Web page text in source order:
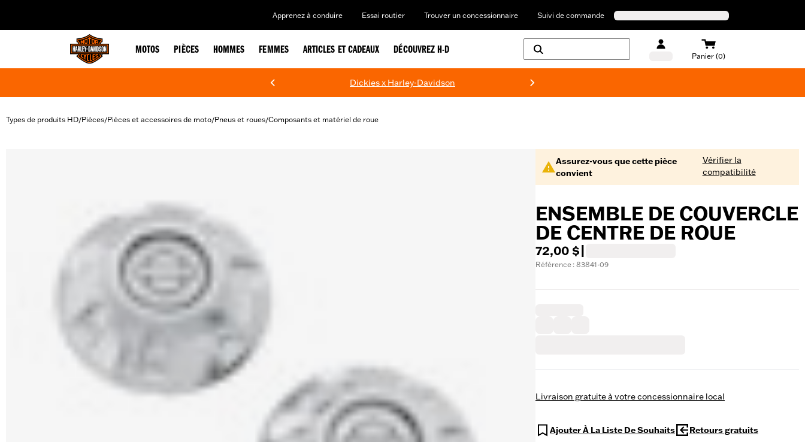
Apprenez à conduire Essai routier Trouver un concessionnaire Suivi de commande
MOTOS PIÈCES HOMMES FEMMES ARTICLES ET CADEAUX DÉCOUVREZ H-D
Panier (0)
Dickies x Harley-Davidson
Types de produits HD/Pièces/Pièces et accessoires de moto/Pneus et roues/Composants et matériel de roue
Assurez-vous que cette pièce
convient
Vérifier la
compatibilité
ENSEMBLE DE COUVERCLE
DE CENTRE DE ROUE
72,00 $
Référence : 83841-09
Livraison gratuite à votre concessionnaire local
Ajouter À La Liste De Souhaits Retours gratuits